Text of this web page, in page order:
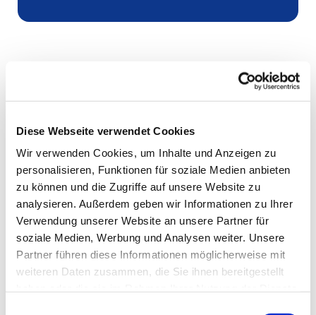
Diese Webseite verwendet Cookies
Wir verwenden Cookies, um Inhalte und Anzeigen zu
personalisieren, Funktionen für soziale Medien anbieten
zu können und die Zugriffe auf unsere Website zu
analysieren. Außerdem geben wir Informationen zu Ihrer
Verwendung unserer Website an unsere Partner für
soziale Medien, Werbung und Analysen weiter. Unsere
Partner führen diese Informationen möglicherweise mit
weiteren Daten zusammen, die Sie ihnen bereitgestellt